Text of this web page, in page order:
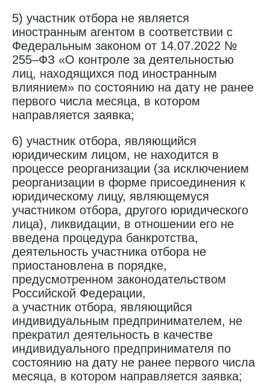
5) участник отбора не является
иностранным агентом в соответствии с
Федеральным законом от 14.07.2022 №
255–ФЗ «О контроле за деятельностью
лиц, находящихся под иностранным
влиянием» по состоянию на дату не ранее
первого числа месяца, в котором
направляется заявка;
6) участник отбора, являющийся
юридическим лицом, не находится в
процессе реорганизации (за исключением
реорганизации в форме присоединения к
юридическому лицу, являющемуся
участником отбора, другого юридического
лица), ликвидации, в отношении его не
введена процедура банкротства,
деятельность участника отбора не
приостановлена в порядке,
предусмотренном законодательством
Российской Федерации,
а участник отбора, являющийся
индивидуальным предпринимателем, не
прекратил деятельность в качестве
индивидуального предпринимателя по
состоянию на дату не ранее первого числа
месяца, в котором направляется заявка;